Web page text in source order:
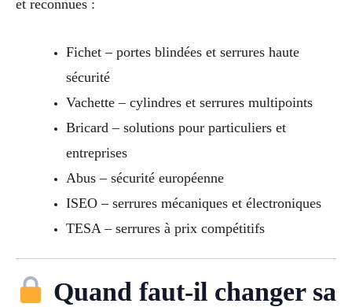
et reconnues :
Fichet – portes blindées et serrures haute
sécurité
Vachette – cylindres et serrures multipoints
Bricard – solutions pour particuliers et
entreprises
Abus – sécurité européenne
ISEO – serrures mécaniques et électroniques
TESA – serrures à prix compétitifs
Quand faut-il changer sa